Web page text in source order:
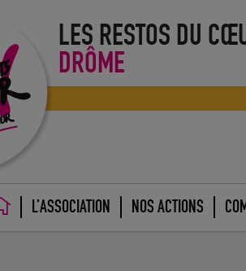
LES RESTOS DU
DRÔME
ACCUEILL’ASSOCIATION NOS ACTIONS